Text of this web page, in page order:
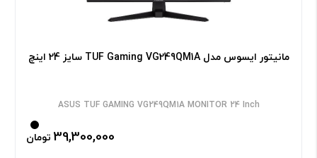
مانیتور ایسوس مدل TUF Gaming VG249QM1A سایز 24 اینچ
ASUS TUF GAMING VG249QM1A MONITOR 24 Inch
39,300,000 تومان